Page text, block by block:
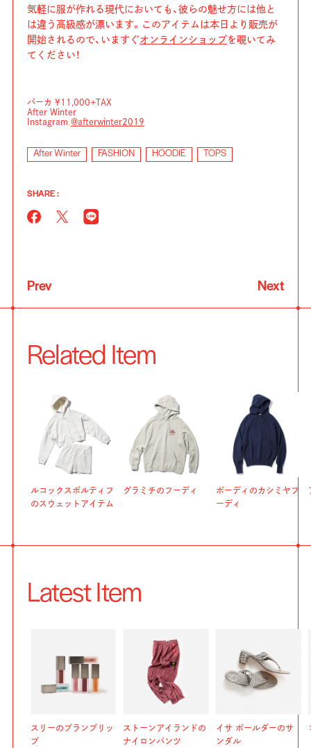
気軽に服が作れる現代においても、彼らの魅せ方には他と
は違う高級感が漂います。このアイテムは本日より販売が
開始されるので、いますぐオンラインショップを覗いてみ
てください！
パーカ ¥11,000+TAX
After Winter
Instagram @afterwinter2019
After Winter FASHION HOODIE TOPS
SHARE :
Prev Next
Related Item
ルコックスポルティフ
のスウェットアイテム
グラミチのフーディ
ボーディのカシミヤフ
ーディ
Latest Item
スリーのプランプリッ
プ
ストーンアイランドの
ナイロンパンツ
イサ ボールダーのサ
ンダル